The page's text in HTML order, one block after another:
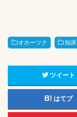
オホーツク 知床
ツイート
はてブ